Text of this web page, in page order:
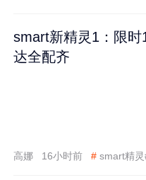
smart新精灵1：限
达全配齐
高娜 16小时前 # smart精灵